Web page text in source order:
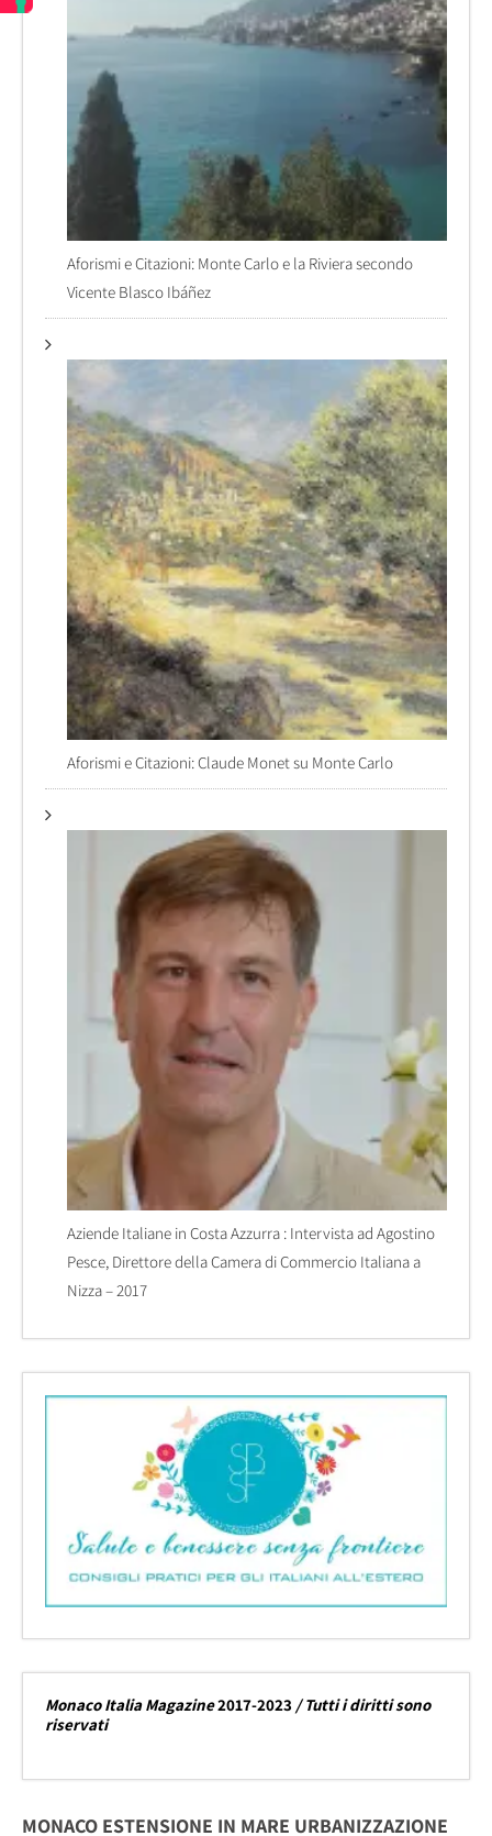
Aforismi e Citazioni: Monte Carlo e la Riviera secondo
Vicente Blasco Ibáñez
Aforismi e Citazioni: Claude Monet su Monte Carlo
Aziende Italiane in Costa Azzurra : Intervista ad Agostino
Pesce, Direttore della Camera di Commercio Italiana a
Nizza – 2017
Monaco Italia Magazine2017-2023 / Tutti i diritti sono
riservati
MONACO ESTENSIONE IN MARE URBANIZZAZIONE